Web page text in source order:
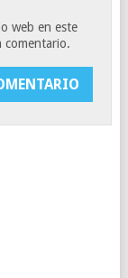
web en este
comentario.